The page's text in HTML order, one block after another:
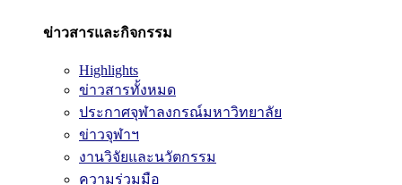
ข่าวสารและกิจกรรม
Highlights
ข่าวสารทั้งหมด
ประกาศจุฬาลงกรณ์มหาวิทยาลัย
ข่าวจุฬาฯ
งานวิจัยและนวัตกรรม
ความร่วมมือ